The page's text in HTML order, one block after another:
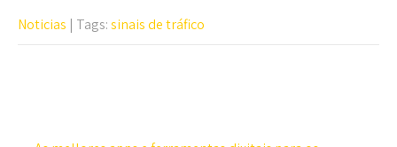
Noticias | Tags:sinais de tráfico
Navegación